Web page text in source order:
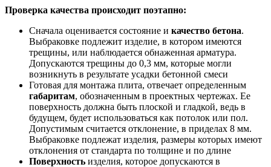
Проверка качества происходит поэтапно:
Сначала оценивается состояние и качество бетона.
Выбраковке подлежит изделие, в котором имеются
трещины, или наблюдается обнаженная арматура.
Допускаются трещины до 0,3 мм, которые могли
возникнуть в результате усадки бетонной смеси
Готовая для монтажа плита, отвечает определенным
габаритам, обозначенным в проектных чертежах. Ее
поверхность должна быть плоской и гладкой, ведь в
будущем, будет использоваться как потолок или пол.
Допустимым считается отклонение, в приделах 8 мм.
Выбраковке подлежат изделия, размеры которых имеют
отклонения от стандарта по толщине и по длине
Поверхность изделия, которое допускаются в